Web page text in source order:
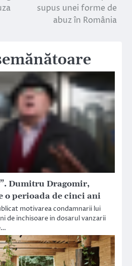
supus unei forme de
abuz în România
Dumitru Dragomir,
o perioada de cinci ani
motivarea condamnarii lui
de inchisoare in dosarul vanzarii